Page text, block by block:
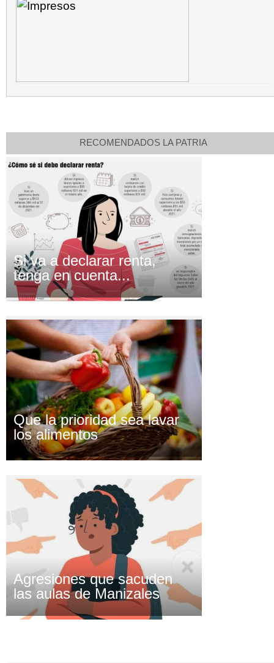
RECOMENDADOS LA PATRIA
Si va a declarar renta,
tenga en cuenta...
Que la prioridad sea lavar
los alimentos
Agresiones que sacuden
las aulas de Manizales